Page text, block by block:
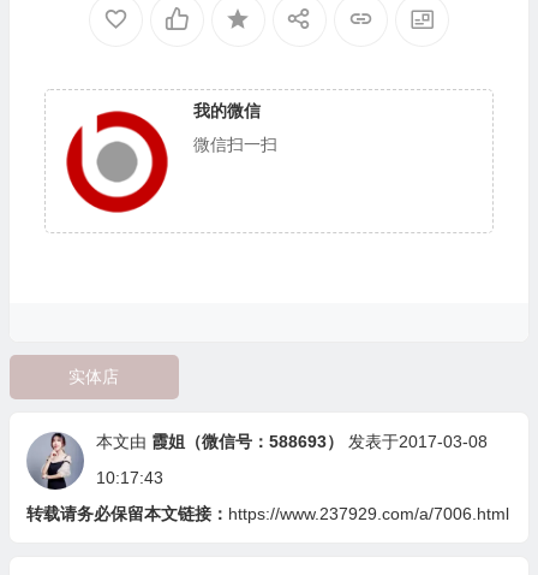
我的微信
微信扫一扫
实体店
本文由 霞姐（微信号：588693）
发表于2017-03-08
10:17:43
转载请务必保留本文链接： https://www.237929.com/a/7006.html